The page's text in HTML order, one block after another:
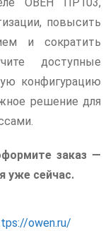
повысить
и сократить
доступные
конфигурацию
решение для
заказ —
уже сейчас.
owen.ru/